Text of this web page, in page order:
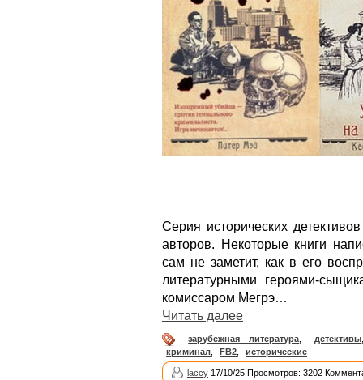
Серия исторических
авторов. Некоторые книги
сам не заметит, как в его
литературными героями-
комиссаром Мегрэ…
Читать далее
зарубежная литература детективы
криминал
FB2 исторические
laccy 17/10/25 Просмотров: 3202